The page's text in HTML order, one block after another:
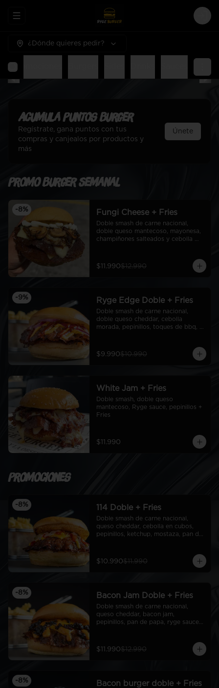
Abrir menu de navegación
¿Dónde quieres pedir?
Promociones
Acumula Puntos Burger
Regístrate, gana puntos con tus
compras y canjealos por productos y
más
Únete
Promo Burger Semanal
-8% Fungi Cheese + Fries
Doble smash de carne nacional,
doble queso mantecoso, mayonesa,
champiñones salteados y cebolla
$11.990$12.990
-9% Ryge Edge Doble + Fries
Doble smash de carne nacional,
doble queso cheddar, cebolla
morada, pepinillos, toques de bbq,
$9.990$10.990
White Jam + Fries
Doble smash, doble queso
mantecoso, Ryge sauce, pepinillos +
Fries
$11.990
Promociones
-8% 114 Doble + Fries
Doble smash de carne nacional,
queso cheddar, cebolla en cubos,
pepinillos, ketchup, mostaza, pan de
$10.990$11.990
-8% Bacon Jam Doble + Fries
Doble smash de carne nacional,
queso cheddar, bacon jam,
pepinillos, pan de papa, ryge sauce +
$11.990$12.990
-8% Bacon burger doble + Fries